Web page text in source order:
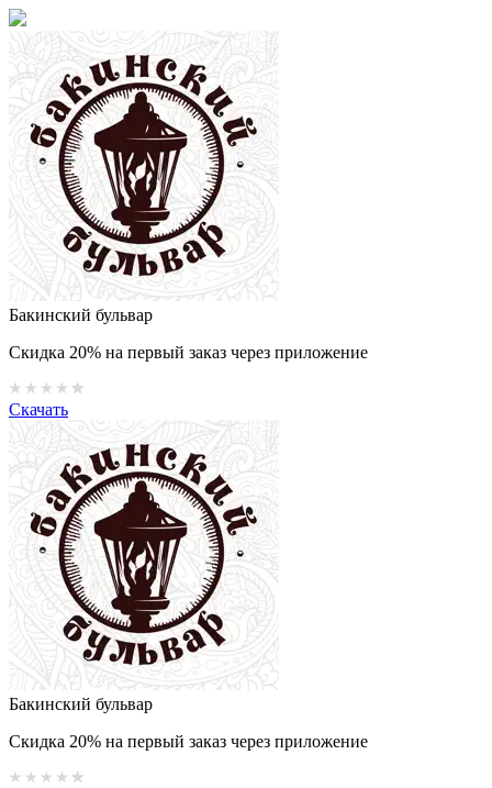
Бакинский бульвар
Скидка 20% на первый заказ через приложение
Скачать
Бакинский бульвар
Скидка 20% на первый заказ через приложение